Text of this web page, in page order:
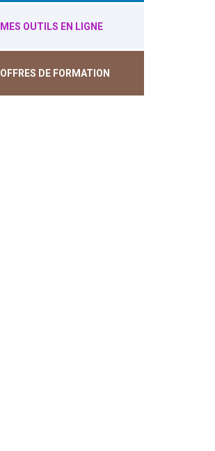
MES OUTILS EN LIGNE
OFFRES DE FORMATION